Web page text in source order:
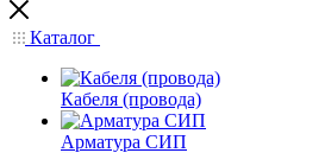
Каталог
Кабеля (провода)
Арматура СИП